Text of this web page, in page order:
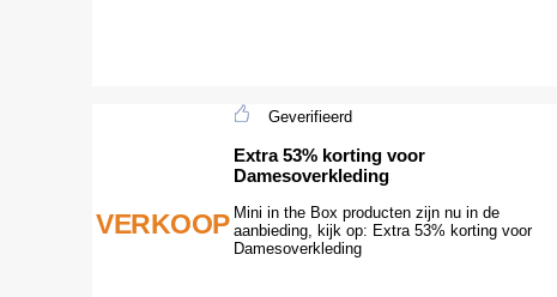
VERKOOP
Geverifieerd
Extra 53% korting voor
Damesoverkleding
Mini in the Box producten zijn nu in de
aanbieding, kijk op: Extra 53% korting voor
Damesoverkleding